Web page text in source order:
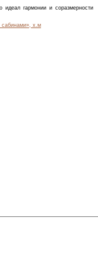
идеал гармонии и соразмерности